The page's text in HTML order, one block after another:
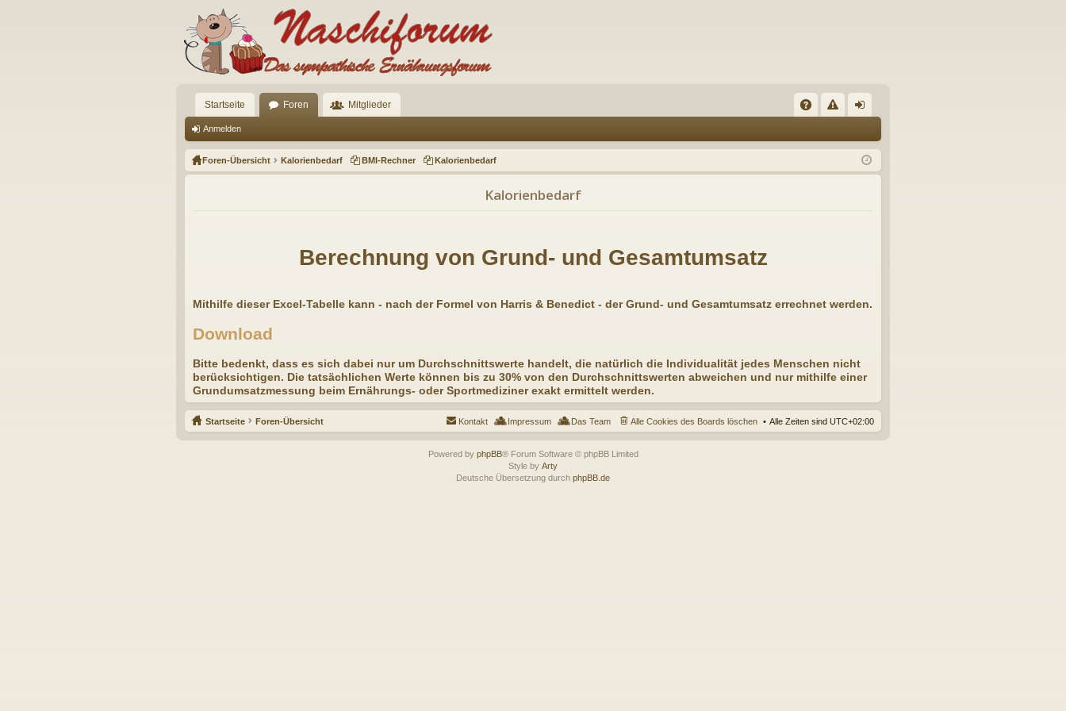
Startseite Foren Mitglieder
Q el
n
m
el
Anmelden
Foren-Übersicht Kalorienbedarf BMI-Rechner Kalorienbedarf
Kalorienbedarf
Berechnung von Grund- und Gesamtumsatz
Mithilfe dieser Excel-Tabelle kann - nach der Formel von Harris & Benedict - der Grund- und Gesamtumsatz errechnet werden.
Download
Bitte bedenkt, dass es sich dabei nur um Durchschnittswerte handelt, die natürlich die Individualität jedes Menschen nicht
berücksichtigen. Die tatsächlichen Werte können bis zu 30% von den Durchschnittswerten abweichen und nur mithilfe einer
Grundumsatzmessung beim Ernährungs- oder Sportmediziner exakt ermittelt werden.
Startseite Foren-Übersicht Alle Zeiten sind UTC+02:00
Alle Cookies des Boards löschen
Das Team
Impressum
Kontakt
Powered by phpBB® Forum Software © phpBB Limited
Style by Arty
Deutsche Übersetzung durch phpBB.de